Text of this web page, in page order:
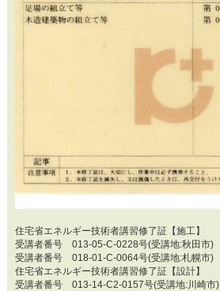
住宅省エネルギー技術者講習修了証【施工】
受講者番号 013-05-C-0228号(受講地:秋田市)
受講者番号 018-01-C-0064号(受講地:札幌市)
住宅省エネルギー技術者講習修了証【設計】
受講者番号 013-14-C2-0157号(受講地:川崎市)